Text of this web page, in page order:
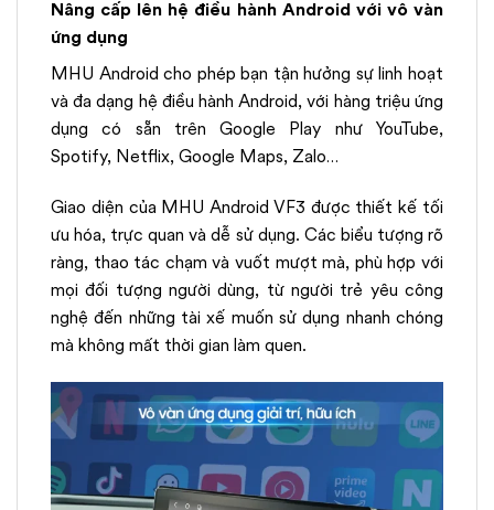
Nâng cấp lên hệ điều hành Android với vô vàn
ứng dụng
MHU Android cho phép bạn tận hưởng sự linh hoạt
và đa dạng hệ điều hành Android, với hàng triệu ứng
dụng có sẵn trên Google Play như YouTube,
Spotify, Netflix, Google Maps, Zalo…
Giao diện của MHU Android VF3 được thiết kế tối
ưu hóa, trực quan và dễ sử dụng. Các biểu tượng rõ
ràng, thao tác chạm và vuốt mượt mà, phù hợp với
mọi đối tượng người dùng, từ người trẻ yêu công
nghệ đến những tài xế muốn sử dụng nhanh chóng
mà không mất thời gian làm quen.